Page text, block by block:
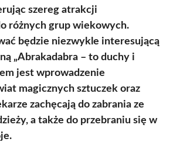
szereg atrakcji
różnych grup wiekowych.
będzie niezwykle interesującą
„Abrakadabra – to duchy i
jest wprowadzenie
magicznych sztuczek oraz
zachęcają do zabrania ze
a także do przebraniu się w